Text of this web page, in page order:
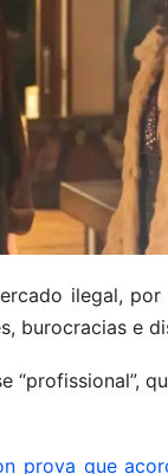
ilegal,
burocracias e
“profissional”,
prova que